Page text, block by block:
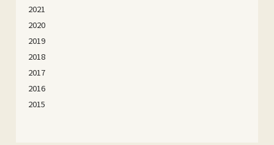
2021
2020
2019
2018
2017
2016
2015